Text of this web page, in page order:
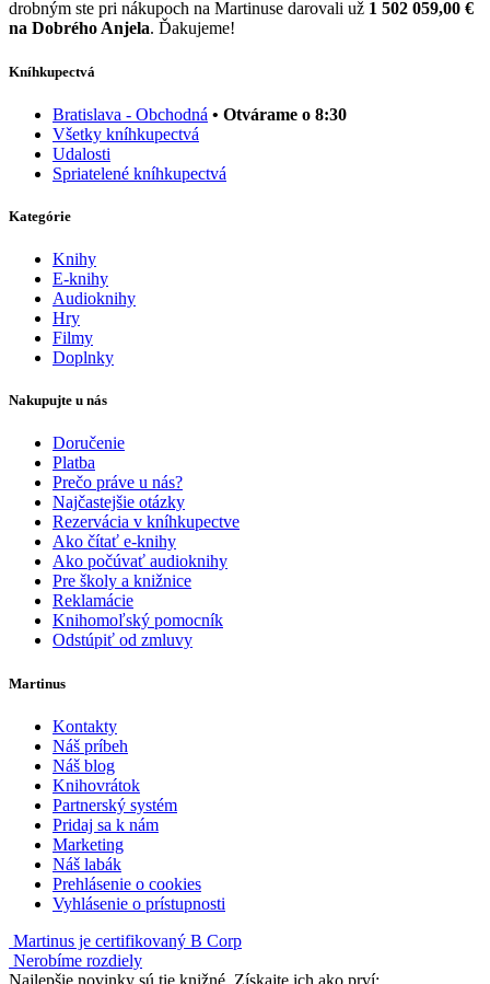
drobným ste pri nákupoch na Martinuse darovali už 1 502 059,00 €
na Dobrého Anjela. Ďakujeme!
Kníhkupectvá
Bratislava - Obchodná • Otvárame o 8:30
Všetky kníhkupectvá
Udalosti
Spriatelené kníhkupectvá
Kategórie
Knihy
E-knihy
Audioknihy
Hry
Filmy
Doplnky
Nakupujte u nás
Doručenie
Platba
Prečo práve u nás?
Najčastejšie otázky
Rezervácia v kníhkupectve
Ako čítať e-knihy
Ako počúvať audioknihy
Pre školy a knižnice
Reklamácie
Knihomoľský pomocník
Odstúpiť od zmluvy
Martinus
Kontakty
Náš príbeh
Náš blog
Knihovrátok
Partnerský systém
Pridaj sa k nám
Marketing
Náš labák
Prehlásenie o cookies
Vyhlásenie o prístupnosti
Martinus je certifikovaný B Corp
Nerobíme rozdiely
Najlepšie novinky sú tie knižné. Získajte ich ako prví: